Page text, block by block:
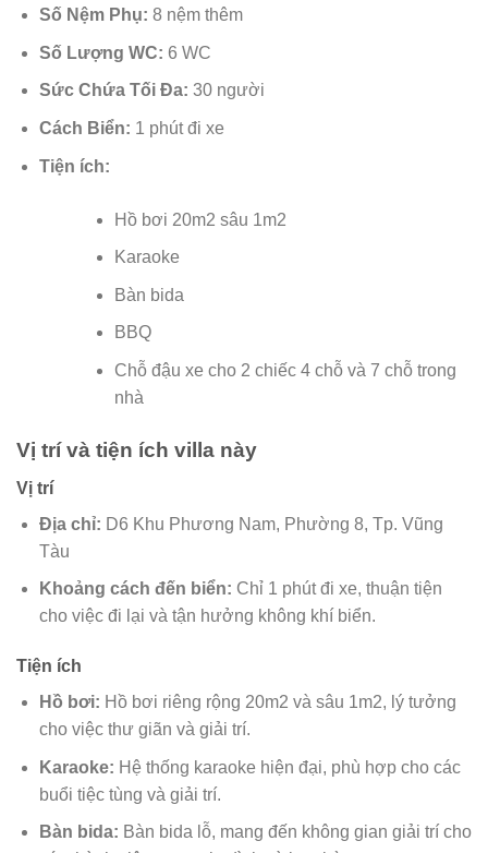
Số Nệm Phụ: 8 nệm thêm
Số Lượng WC: 6 WC
Sức Chứa Tối Đa: 30 người
Cách Biển: 1 phút đi xe
Tiện ích:
Hồ bơi 20m2 sâu 1m2
Karaoke
Bàn bida
BBQ
Chỗ đậu xe cho 2 chiếc 4 chỗ và 7 chỗ trong
nhà
Vị trí và tiện ích villa này
Vị trí
Địa chỉ: D6 Khu Phương Nam, Phường 8, Tp. Vũng
Tàu
Khoảng cách đến biển: Chỉ 1 phút đi xe, thuận tiện
cho việc đi lại và tận hưởng không khí biển.
Tiện ích
Hồ bơi: Hồ bơi riêng rộng 20m2 và sâu 1m2, lý tưởng
cho việc thư giãn và giải trí.
Karaoke: Hệ thống karaoke hiện đại, phù hợp cho các
buổi tiệc tùng và giải trí.
Bàn bida: Bàn bida lỗ, mang đến không gian giải trí cho